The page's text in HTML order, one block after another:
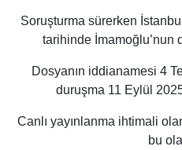
Soruşturma sürerken
tarihinde İmamoğlu’nun
Dosyanın iddianamesi 4
duruşma 11 Eylül
Canlı yayınlanma ihtimali
bu